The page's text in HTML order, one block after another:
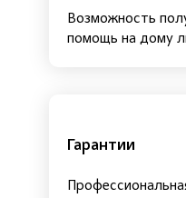
Возможность
помощь на дому
Гарантии